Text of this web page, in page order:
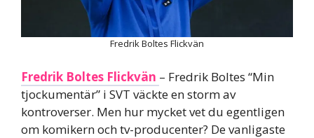
Fredrik Boltes Flickvän
Fredrik Boltes Flickvän – Fredrik Boltes “Min
tjockumentär” i SVT väckte en storm av
kontroverser. Men hur mycket vet du egentligen
om komikern och tv-producenter? De vanligaste